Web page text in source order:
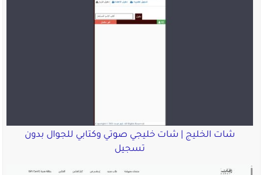
شات الخليج | شات خليجي صوتي وكتابي للجوال بدون
تسجيل